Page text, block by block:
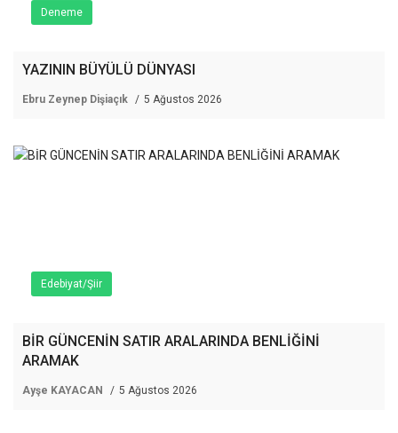
Deneme
YAZININ BÜYÜLÜ DÜNYASI
Ebru Zeynep Dişiaçık 5 Ağustos 2026
Edebiyat/Şiir
BİR GÜNCENİN SATIR ARALARINDA BENLİĞİNİ
ARAMAK
Ayşe KAYACAN 5 Ağustos 2026